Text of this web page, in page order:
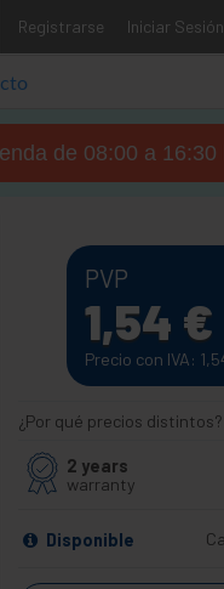
Registrarse Iniciar Sesión
de 08:00 a 16:30
PVP
1,54 €
Precio con IVA:
¿Por qué precios distintos?
2 years
warranty
Disponible